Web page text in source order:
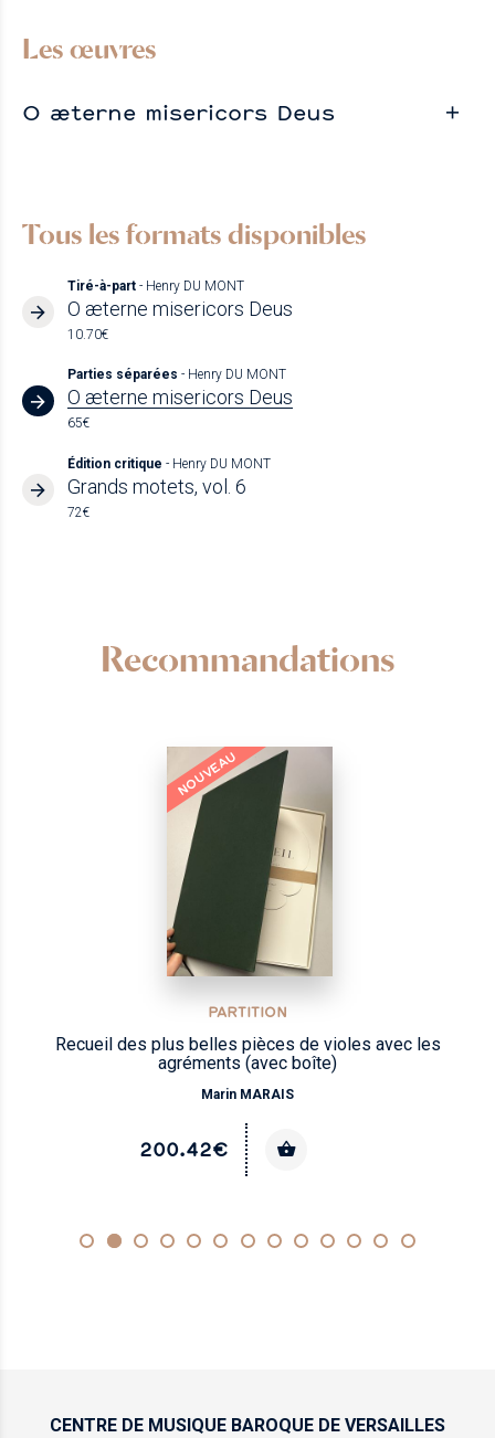
Les œuvres
O æterne misericors Deus
Tous les formats disponibles
Tiré-à-part - Henry DU MONT
O æterne misericors Deus
10.70€
Parties séparées - Henry DU MONT
O æterne misericors Deus
65€
Édition critique - Henry DU MONT
Grands motets, vol. 6
72€
Recommandations
NOUVEAU
PARTITION
Recueil des plus belles pièces de violes avec les
agréments (avec boîte)
Marin MARAIS
200.42€
CENTRE DE MUSIQUE BAROQUE DE VERSAILLES